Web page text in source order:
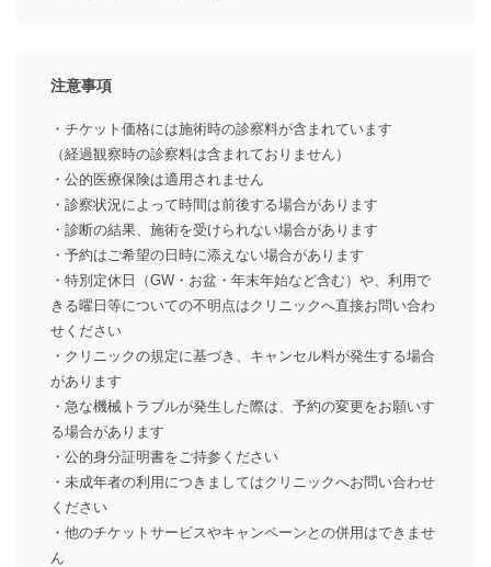
注意事項
・チケット価格には施術時の診察料が含まれています
（経過観察時の診察料は含まれておりません）
・公的医療保険は適用されません
・診察状況によって時間は前後する場合があります
・診断の結果、施術を受けられない場合があります
・予約はご希望の日時に添えない場合があります
・特別定休日（GW・お盆・年末年始など含む）や、利用で
きる曜日等についての不明点はクリニックへ直接お問い合わ
せください
・クリニックの規定に基づき、キャンセル料が発生する場合
があります
・急な機械トラブルが発生した際は、予約の変更をお願いす
る場合があります
・公的身分証明書をご持参ください
・未成年者の利用につきましてはクリニックへお問い合わせ
ください
・他のチケットサービスやキャンペーンとの併用はできませ
ん